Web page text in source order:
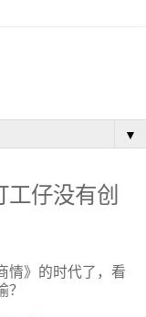
▼
仔没有创
情》的时代了，看